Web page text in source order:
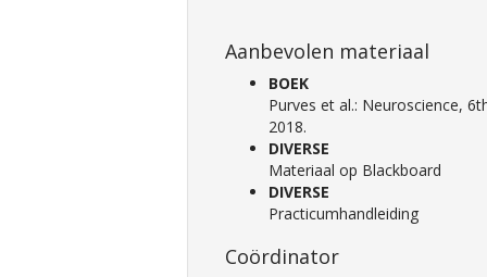
Aanbevolen materiaal
BOEK
Purves et al.: Neuroscience,
2018.
DIVERSE
Materiaal op Blackboard
DIVERSE
Practicumhandleiding
Coördinator